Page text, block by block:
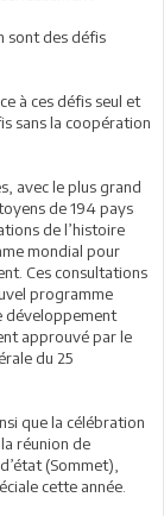
sont des défis
à ces défis seul et
sans la coopération
avec le plus grand
de 194 pays
de l’histoire
mondial pour
Ces consultations
programme
développement
approuvé par le
du 25
que la célébration
réunion de
(Sommet),
cette année.